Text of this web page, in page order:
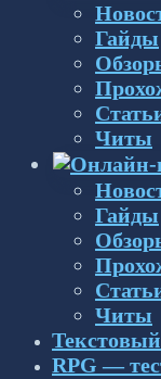
Гайды
Читы
Гайды
Читы
RPG —